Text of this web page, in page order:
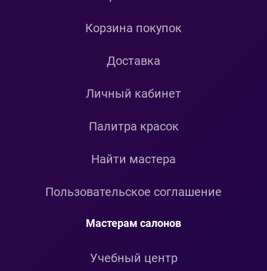
Корзина покупок
Доставка
Личный кабинет
Палитра красок
Найти мастера
Пользовательское соглашение
Мастерам салонов
Учебный центр